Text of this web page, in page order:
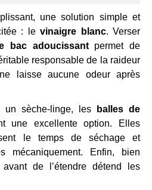
une solution simple et
: levinaigre blanc. Verser
bac adoucissantpermet de
responsable de la raideur
laisse aucune odeur après
un sèche-linge, les
balles de
une excellente option. Elles
le temps de séchage et
mécaniquement. Enfin, bien
de l’étendre détend les